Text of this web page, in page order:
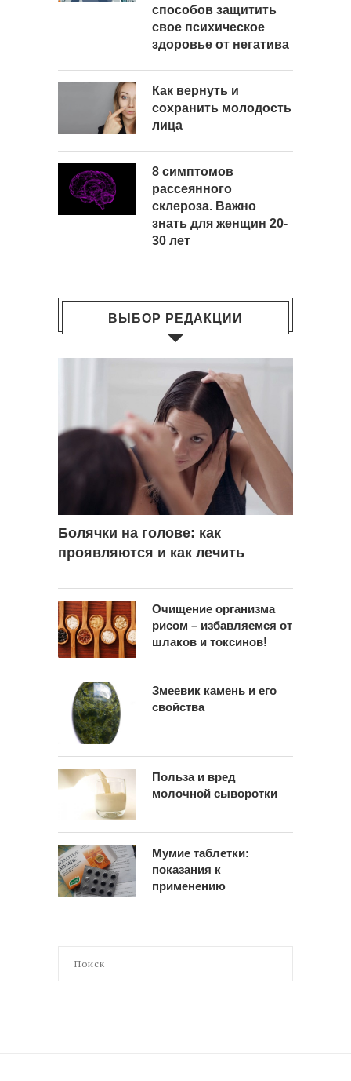
способов защитить
свое психическое
здоровье от негатива
Как вернуть и
сохранить молодость
лица
8 симптомов
рассеянного
склероза. Важно
знать для женщин 20-
30 лет
ВЫБОР РЕДАКЦИИ
Болячки на голове: как
проявляются и как лечить
Очищение организма
рисом – избавляемся от
шлаков и токсинов!
Змеевик камень и его
свойства
Польза и вред
молочной сыворотки
Мумие таблетки:
показания к
применению